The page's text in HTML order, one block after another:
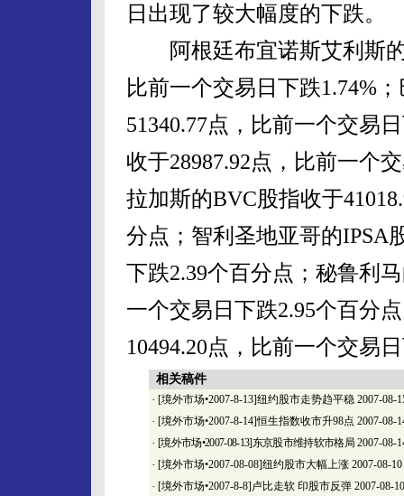
日出现了较大幅度的下跌。
阿根廷布宜诺斯艾利斯的
比前一个交易日下跌1.74%
51340.77点，比前一个交易
收于28987.92点，比前一个
拉加斯的BVC股指收于
分点；智利圣地亚哥的IPSA
下跌2.39个百分点；秘鲁利
一个交易日下跌2.95个百分
10494.20点，比前一个交易
相关稿件
· [境外市场•2007-8-13]纽约股市走势趋平稳 2007-08-
· [境外市场•2007-8-14]恒生指数收市升98点 2007-08-
· [境外市场•2007-08-13]东京股市维持软市格局 2007-08-
· [境外市场•2007-08-08]纽约股市大幅上涨 2007-08-10
· [境外市场•2007-8-8]卢比走软 印股市反弹 2007-08-10